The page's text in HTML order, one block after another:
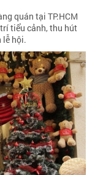
quán tại TP.HCM
tiểu cảnh, thu hút
lễ hội.